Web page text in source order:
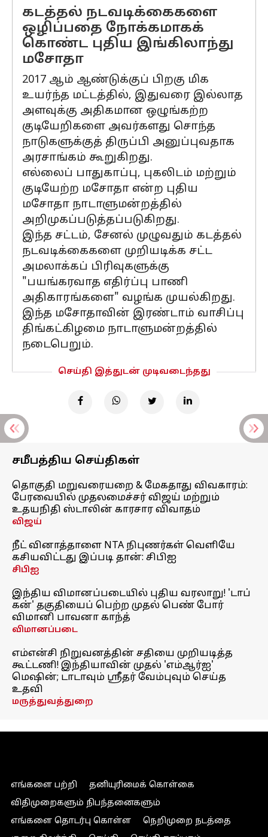
கடத்தல் நடவடிக்கைகளை
ஒழிப்பதை நோக்கமாகக்
கொண்ட புதிய இங்கிலாந்து
மசோதா
2017 ஆம் ஆண்டுக்குப் பிறகு மிக
உயர்ந்த மட்டத்தில், இதுவரை இல்லாத
அளவுக்கு அதிகமான ஒழுங்கற்ற
குடியேறிகளை அவர்களது சொந்த
நாடுகளுக்குத் திருப்பி அனுப்புவதாக
அரசாங்கம் கூறுகிறது.
எல்லைப் பாதுகாப்பு, புகலிடம் மற்றும்
குடியேற்ற மசோதா என்ற புதிய
மசோதா நாடாளுமன்றத்தில்
அறிமுகப்படுத்தப்படுகிறது.
இந்த சட்டம், சேனல் முழுவதும் கடத்தல்
நடவடிக்கைகளை முறியடிக்க சட்ட
அமலாக்கப் பிரிவுகளுக்கு
"பயங்கரவாத எதிர்ப்பு பாணி
அதிகாரங்களை" வழங்க முயல்கிறது.
இந்த மசோதாவின் இரண்டாம் வாசிப்பு
திங்கட்கிழமை நாடாளுமன்றத்தில்
நடைபெறும்.
செய்தி இத்துடன் முடிவடைந்தது
சமீபத்திய செய்திகள்
தொகுதி மறுவரையறை & மேகதாது விவகாரம்:
பேரவையில் முதலமைச்சர் விஜய் மற்றும்
உதயநிதி ஸ்டாலின் காரசார விவாதம்
விஜய்
நீட் வினாத்தாளை NTA நிபுணர்கள் வெளியே
கசியவிட்டது இப்படி தான்: சிபிஐ
சிபிஐ
இந்திய விமானப்படையில் புதிய வரலாறு! 'டாப்
கன்' தகுதியைப் பெற்ற முதல் பெண் போர்
விமானி பாவனா காந்த்
விமானப்படை
எம்என்சி நிறுவனத்தின் சதியை முறியடித்த
கூட்டணி! இந்தியாவின் முதல் 'எம்ஆர்ஐ'
மெஷின்; டாடாவும் ஸ்ரீதர் வேம்புவும் செய்த
உதவி
மருத்துவத்துறை
எங்களை பற்றி
தனியுரிமைக் கொள்கை
விதிமுறைகளும் நிபந்தனைகளும்
எங்களை தொடர்பு கொள்ள
நெறிமுறை நடத்தை